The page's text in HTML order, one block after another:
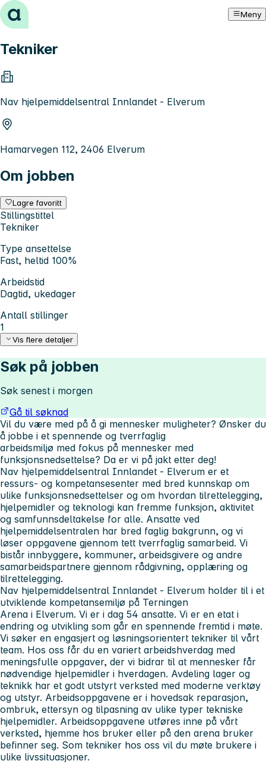
Hopp til innhold Meny
Tekniker
Nav hjelpemiddelsentral Innlandet - Elverum
Hamarvegen 112, 2406 Elverum
Om jobben
Lagre favoritt
Stillingstittel
Tekniker
Type ansettelse
Fast, heltid 100%
Arbeidstid
Dagtid, ukedager
Antall stillinger
1
Vis flere detaljer
Søk på jobben
Søk senest i morgen
Gå til søknad
Vil du være med på å gi mennesker muligheter? Ønsker du
å jobbe i et spennende og tverrfaglig
arbeidsmiljø med fokus på mennesker med
funksjonsnedsettelse? Da er vi på jakt etter deg!
Nav hjelpemiddelsentral Innlandet - Elverum er et
ressurs- og kompetansesenter med bred kunnskap om
ulike funksjonsnedsettelser og om hvordan tilrettelegging,
hjelpemidler og teknologi kan fremme funksjon, aktivitet
og samfunnsdeltakelse for alle. Ansatte ved
hjelpemiddelsentralen har bred faglig bakgrunn, og vi
løser oppgavene gjennom tett tverrfaglig samarbeid. Vi
bistår innbyggere, kommuner, arbeidsgivere og andre
samarbeidspartnere gjennom rådgivning, opplæring og
tilrettelegging.
Nav hjelpemiddelsentral Innlandet - Elverum holder til i et
utviklende kompetansemiljø på Terningen
Arena i Elverum. Vi er i dag 54 ansatte. Vi er en etat i
endring og utvikling som går en spennende fremtid i møte.
Vi søker en engasjert og løsningsorientert tekniker til vårt
team. Hos oss får du en variert arbeidshverdag med
meningsfulle oppgaver, der vi bidrar til at mennesker får
nødvendige hjelpemidler i hverdagen. Avdeling lager og
teknikk har et godt utstyrt verksted med moderne verktøy
og utstyr. Arbeidsoppgavene er i hovedsak reparasjon,
ombruk, ettersyn og tilpasning av ulike typer tekniske
hjelpemidler. Arbeidsoppgavene utføres inne på vårt
verksted, hjemme hos bruker eller på den arena bruker
befinner seg. Som tekniker hos oss vil du møte brukere i
ulike livssituasjoner.